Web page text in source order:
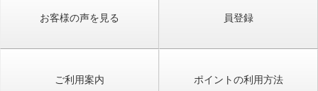
お客様の声を見る 員登録
ご利用案内 ポイントの利用方法